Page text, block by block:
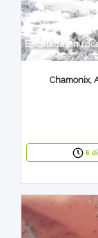
Escalada en
Chamonix,
6